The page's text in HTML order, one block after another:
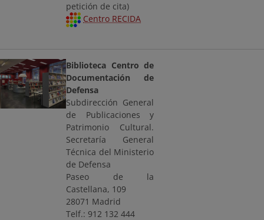
petición de cita)
Centro RECIDA
Biblioteca Centro de
Documentación de
Defensa
Subdirección General
de Publicaciones y
Patrimonio Cultural.
Secretaría General
Técnica del Ministerio
de Defensa
Paseo de la
Castellana, 109
28071 Madrid
Telf.: 912 132 444